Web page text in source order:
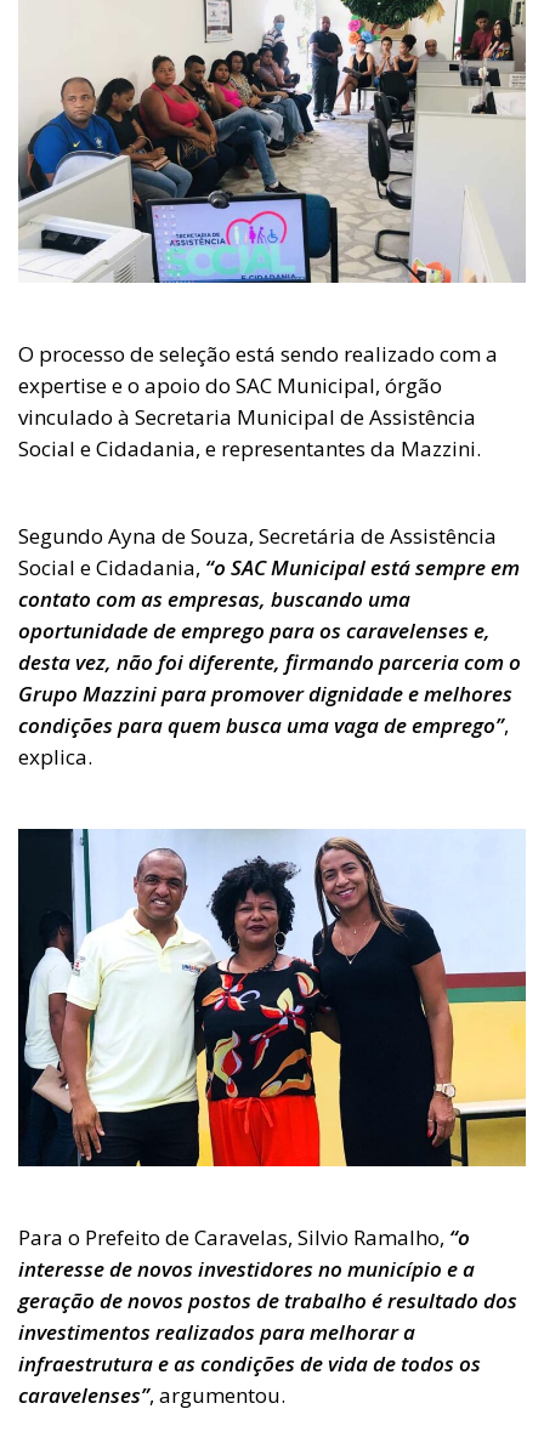
O processo de seleção está sendo realizado com a
expertise e o apoio do SAC Municipal, órgão
vinculado à Secretaria Municipal de Assistência
Social e Cidadania, e representantes da Mazzini.
Segundo Ayna de Souza, Secretária de Assistência
Social e Cidadania, “o SAC Municipal está sempre em
contato com as empresas, buscando uma
oportunidade de emprego para os caravelenses e,
desta vez, não foi diferente, firmando parceria com o
Grupo Mazzini para promover dignidade e melhores
condições para quem busca uma vaga de emprego”,
explica.
Para o Prefeito de Caravelas, Silvio Ramalho, “o
interesse de novos investidores no município e a
geração de novos postos de trabalho é resultado dos
investimentos realizados para melhorar a
infraestrutura e as condições de vida de todos os
caravelenses”, argumentou.